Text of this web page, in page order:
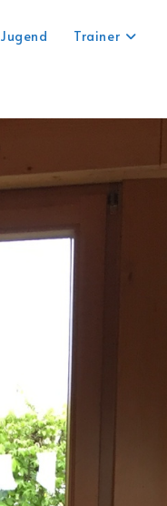
Jugend Trainer